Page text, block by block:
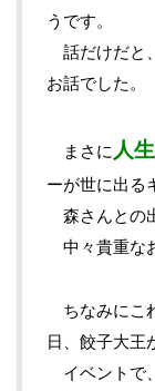
うです。
話だけだと、
お話でした。
まさに人
ーが世に出る
森さんとの
中々貴重な
ちなみにこ
日、餃子大王
イベントで